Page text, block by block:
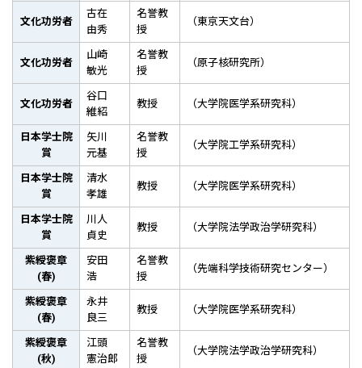
文化功労者
古在
由秀
名誉教
授
（東京天文台）
文化功労者
山崎
敏光
名誉教
授
（原子核研究所）
文化功労者
谷口
維紹
教授 （大学院医学系研究科）
日本学士院
賞
矢川
元基
名誉教
授
（大学院工学系研究科）
日本学士院
賞
清水
孝雄
教授 （大学院医学系研究科）
日本学士院
賞
川人
貞史
教授 （大学院法学政治学研究科）
紫綬褒章
(春)
安田
浩
名誉教
授
（先端科学技術研究センター）
紫綬褒章
(春)
永井
良三
教授 （大学院医学系研究科）
紫綬褒章
(秋)
江頭
憲治郎
名誉教
授
（大学院法学政治学研究科）